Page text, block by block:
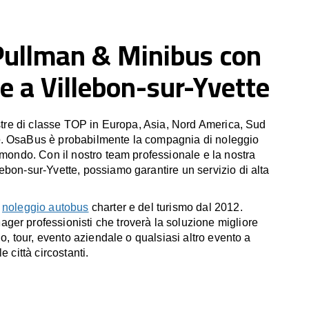
& Minibus con
a Villebon-sur-Yvette
di classe TOP in Europa, Asia, Nord America, Sud
OsaBus è probabilmente la compagnia di noleggio
Con il nostro team professionale e la nostra
sur-Yvette, possiamo garantire un servizio di alta
noleggio autobus charter e del turismo dal 2012.
professionisti che troverà la soluzione migliore
tour, evento aziendale o qualsiasi altro evento a
città circostanti.